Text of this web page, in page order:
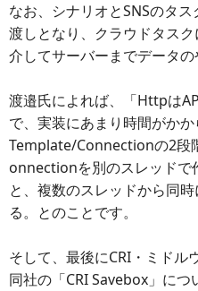
なお、シナリオとSNSのタ
渡しとなり、クラウドタス
介してサーバーまでデータの
渡邉氏によれば、「Httpは
で、実装にあまり時間がか
Template/Connectionの2段
onnectionを別のスレッドで
と、複数のスレッドから同
る。とのことです。
そして、最後にCRI・ミドル
同社の「CRI Savebox」につ